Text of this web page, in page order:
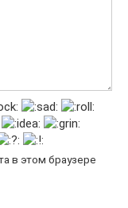
в этом браузере